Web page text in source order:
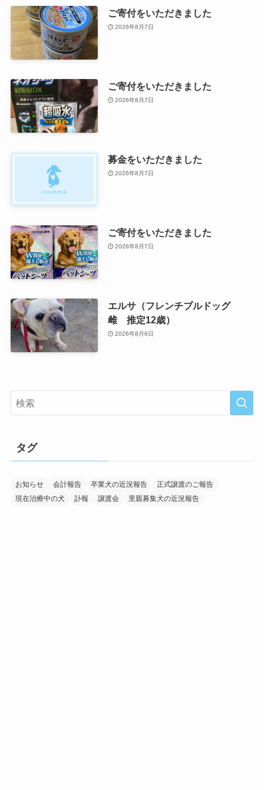
ご寄付をいただきました
2026年8月7日
ご寄付をいただきました
2026年8月7日
募金をいただきました
2026年8月7日
ご寄付をいただきました
2026年8月7日
エルサ（フレンチブルドッグ
雌 推定12歳）
2026年8月6日
タグ
お知らせ 会計報告 卒業犬の近況報告
正式譲渡のご報告
現在治療中の犬
訃報 譲渡会 里親募集犬の近況報告